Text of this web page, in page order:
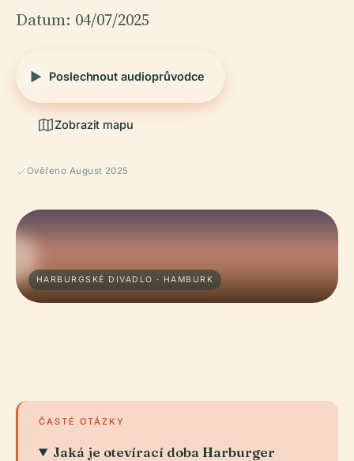
Datum: 04/07/2025
Poslechnout audioprůvodce
Zobrazit mapu
Ověřeno August 2025
HARBURGSKÉ DIVADLO · HAMBURK
ČASTÉ OTÁZKY
Jaká je otevírací doba Harburger